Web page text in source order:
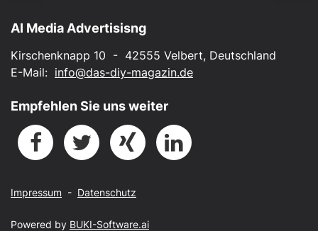
AI Media Advertisisng
Kirschenknapp 10 - 42555 Velbert, Deutschland
E-Mail: info@das-diy-magazin.de
Empfehlen Sie uns weiter
Impressum - Datenschutz
Powered by BUKI-Software.ai